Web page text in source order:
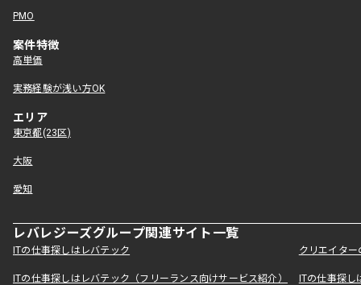
PMO
案件特徴
高単価
実務経験が浅い方OK
エリア
東京都(23区)
大阪
愛知
レバレジーズグループ関連サイト一覧
ITの仕事探しはレバテック クリエイタ
ITの仕事探しはレバテック（フリーランス向けサービス紹介） ITの仕事探